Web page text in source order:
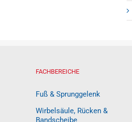
FACHBEREICHE
Fuß & Sprunggelenk
Wirbelsäule, Rücken &
Bandscheibe